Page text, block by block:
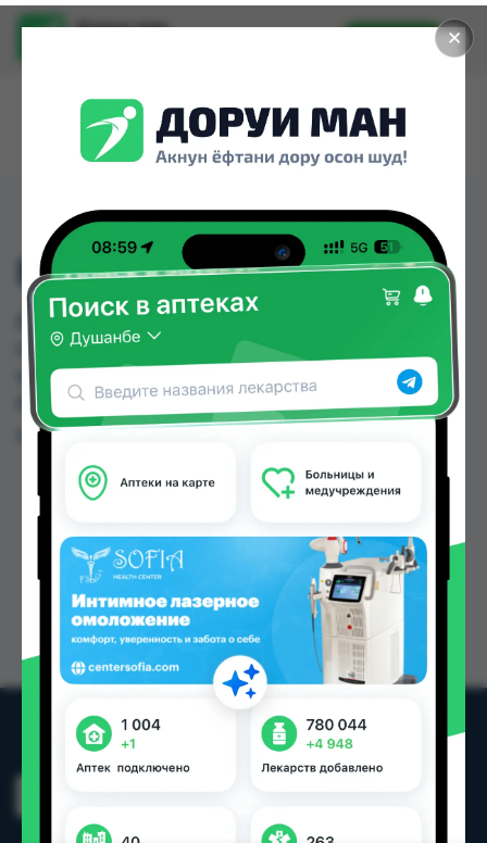
✕
Доруи ман
Установить
БЕТА - КАРОТИН № 60
БЕТА - КАРОТИН № 60 можно купить или
заказать в аптеках, Ватан №1, Самсон фарм по
цене от 135.00 TJS до 270.00 TJS в Душанбе и
других городах Таджикистана
Цена: от
135.00 TJS